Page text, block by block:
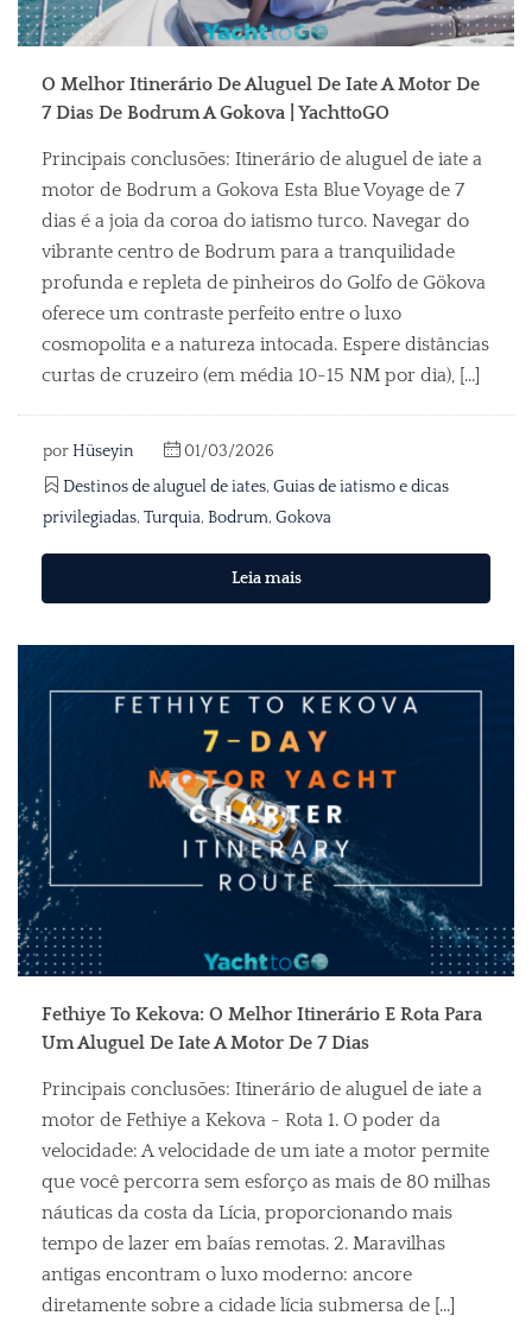
O Melhor Itinerário De Aluguel De Iate A Motor De
7 Dias De Bodrum A Gokova | YachttoGO
Principais conclusões: Itinerário de aluguel de iate a
motor de Bodrum a Gokova Esta Blue Voyage de 7
dias é a joia da coroa do iatismo turco. Navegar do
vibrante centro de Bodrum para a tranquilidade
profunda e repleta de pinheiros do Golfo de Gökova
oferece um contraste perfeito entre o luxo
cosmopolita e a natureza intocada. Espere distâncias
curtas de cruzeiro (em média 10-15 NM por dia), [...]
porHüseyin
01/03/2026
Destinos de aluguel de iates, Guias de iatismo e dicas
privilegiadas, Turquia, Bodrum, Gokova
Leia mais
Fethiye To Kekova: O Melhor Itinerário E Rota Para
Um Aluguel De Iate A Motor De 7 Dias
Principais conclusões: Itinerário de aluguel de iate a
motor de Fethiye a Kekova - Rota 1. O poder da
velocidade: A velocidade de um iate a motor permite
que você percorra sem esforço as mais de 80 milhas
náuticas da costa da Lícia, proporcionando mais
tempo de lazer em baías remotas. 2. Maravilhas
antigas encontram o luxo moderno: ancore
diretamente sobre a cidade lícia submersa de [...]